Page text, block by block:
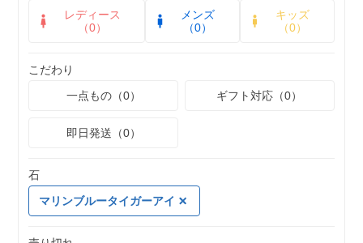
レディース
（0）
メンズ
（0）
キッズ
（0）
こだわり
一点もの（0）
ギフト対応（0）
即日発送（0）
石
マリンブルータイガーアイ